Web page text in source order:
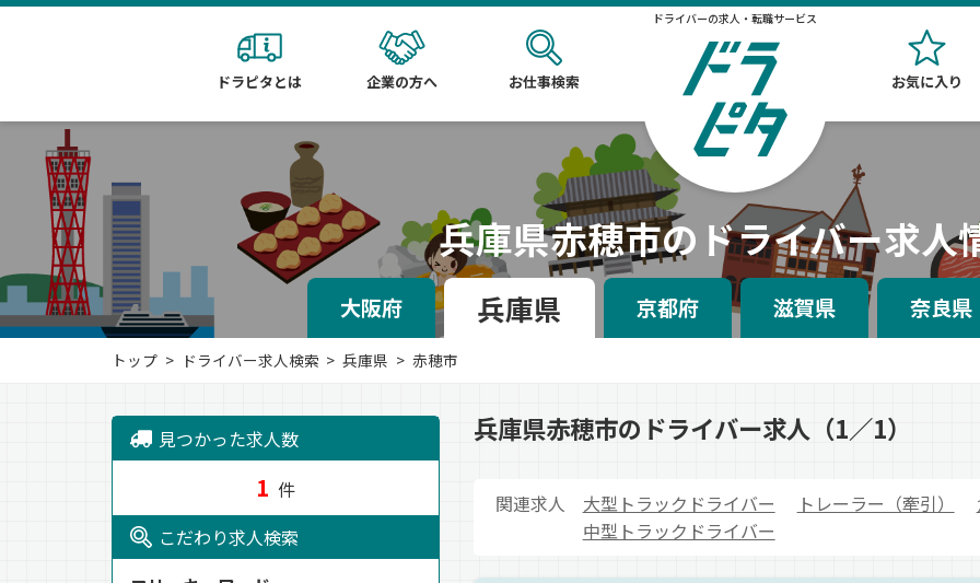
ドライバーの求人・転職サービス
ドラピタとは 企業の方へ お仕事検索 お気に入り
兵庫県赤穂市のドライバー求人
大阪府 兵庫県 京都府 滋賀県 奈良県
トップ ドライバー求人検索 兵庫県 赤穂市
兵庫県赤穂市のドライバー求人（1／1）
関連求人 大型トラックドライバー トレーラー（牽引）
中型トラックドライバー
見つかった求人数
1 件
こだわり求人検索